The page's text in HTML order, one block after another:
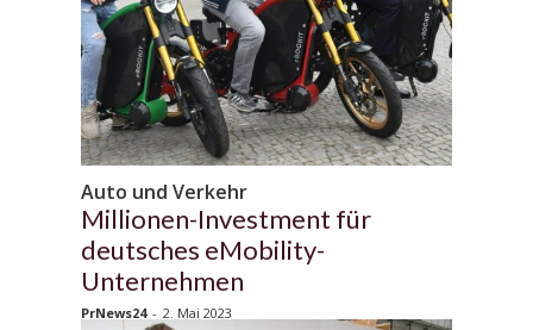
Auto und Verkehr
Millionen-Investment für
deutsches eMobility-
Unternehmen
PrNews24 - 2. Mai 2023